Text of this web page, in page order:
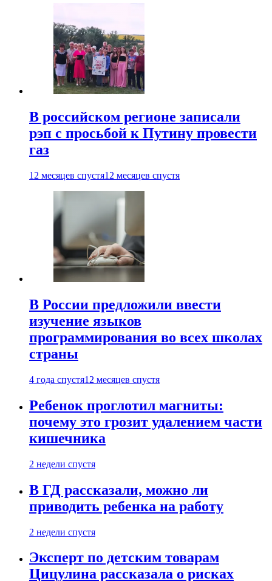
В российском регионе записали
рэп с просьбой к Путину провести
газ
12 месяцев спустя12 месяцев спустя
В России предложили ввести
изучение языков
программирования во всех школах
страны
4 года спустя12 месяцев спустя
Ребенок проглотил магниты:
почему это грозит удалением части
кишечника
2 недели спустя
В ГД рассказали, можно ли
приводить ребенка на работу
2 недели спустя
Эксперт по детским товарам
Цицулина рассказала о рисках